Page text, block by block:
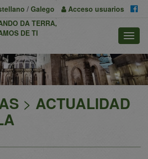
/ Galego Acceso usuarios
DA TERRA,
DE TI
> ACTUALIDAD